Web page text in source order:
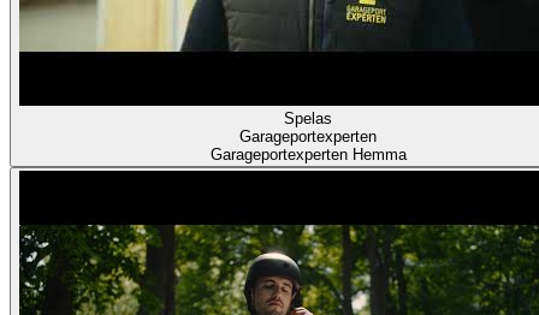
Spelas
Garageportexperten
Garageportexperten Hemma